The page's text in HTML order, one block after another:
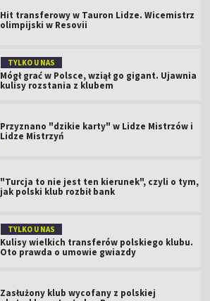
Hit transferowy w Tauron Lidze. Wicemistrz
olimpijski w Resovii
TYLKO U NAS
Mógł grać w Polsce, wziął go gigant. Ujawnia
kulisy rozstania z klubem
Przyznano "dzikie karty" w Lidze Mistrzów i
Lidze Mistrzyń
"Turcja to nie jest ten kierunek", czyli o tym,
jak polski klub rozbił bank
TYLKO U NAS
Kulisy wielkich transferów polskiego klubu.
Oto prawda o umowie gwiazdy
Zasłużony klub wycofany z polskiej